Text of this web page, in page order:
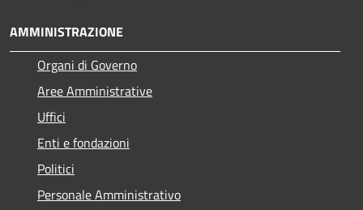
AMMINISTRAZIONE
Organi di Governo
Aree Amministrative
Uffici
Enti e fondazioni
Politici
Personale Amministrativo